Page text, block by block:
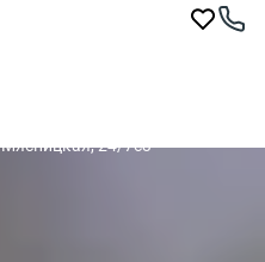
Мясницкая, 24/7с3